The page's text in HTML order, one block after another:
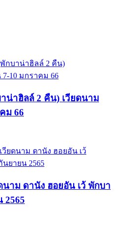
น่าฮิลล์ 2 คืน) เวียดนาม
ม 66
นาม ดานัง ฮอยอัน เว้ พักบา
2565